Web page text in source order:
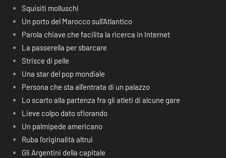
Squisiti molluschi
Un porto del Marocco sull’Atlantico
Parola chiave che facilita la ricerca in Internet
La passerella per sbarcare
Strisce di pelle
Una star del pop mondiale
Persona che sta all’entrata di un palazzo
Lo scarto alla partenza fra gli atleti di alcune gare
Lieve colpo dato sfiorando
Un palmipede americano
Ruba l’originalità altrui
Gli Argentini della capitale